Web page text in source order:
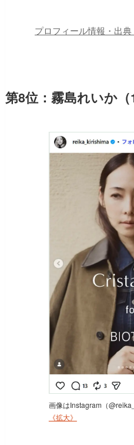
プロフィール情報・出
第8位：霧島れいか（
画像はInstagram（
《拡大》